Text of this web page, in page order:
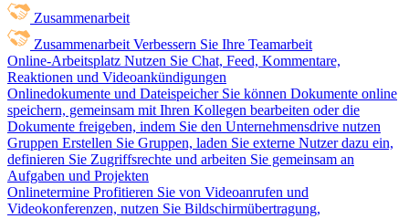
Zusammenarbeit
Zusammenarbeit Verbessern Sie Ihre Teamarbeit
Online-Arbeitsplatz Nutzen Sie Chat, Feed, Kommentare,
Reaktionen und Videoankündigungen
Onlinedokumente und Dateispeicher Sie können Dokumente online
speichern, gemeinsam mit Ihren Kollegen bearbeiten oder die
Dokumente freigeben, indem Sie den Unternehmensdrive nutzen
Gruppen Erstellen Sie Gruppen, laden Sie externe Nutzer dazu ein,
definieren Sie Zugriffsrechte und arbeiten Sie gemeinsam an
Aufgaben und Projekten
Onlinetermine Profitieren Sie von Videoanrufen und
Videokonferenzen, nutzen Sie Bildschirmübertragung,